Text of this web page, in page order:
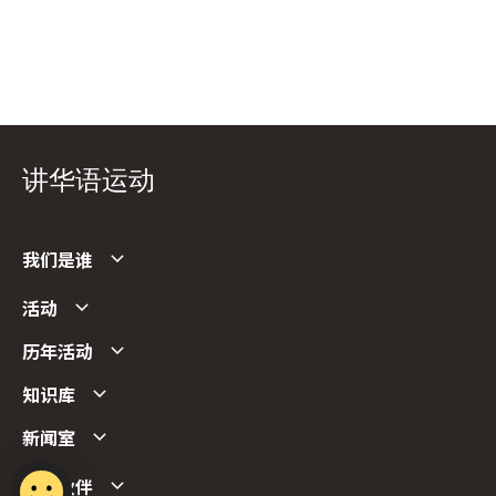
讲华语运动
我们是谁
活动
历年活动
知识库
新闻室
合作伙伴